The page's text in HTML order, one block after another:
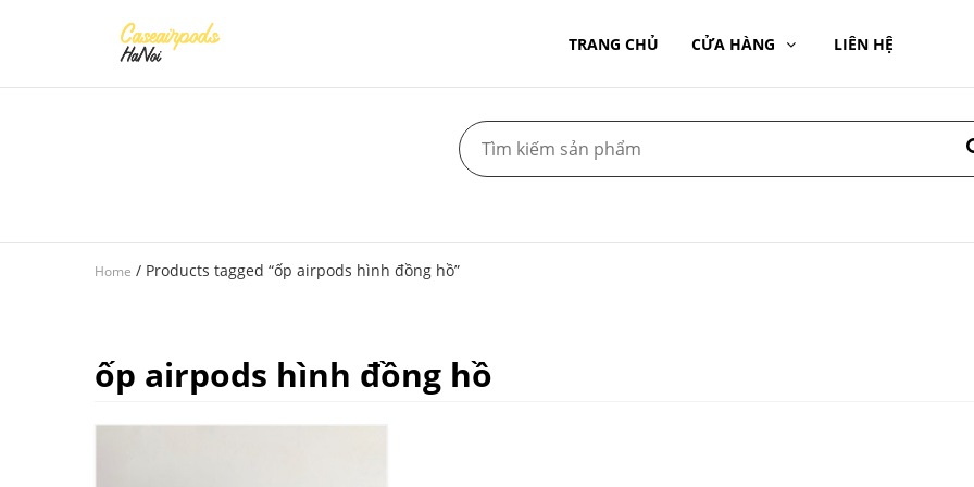
TRANG CHỦ CỬA HÀNG LIÊN HỆ
Home / Products tagged “ốp airpods hình đồng hồ”
ốp airpods hình đồng hồ